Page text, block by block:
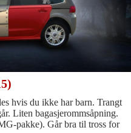
hvis du ikke har barn. Trangt
Liten bagasjerommsåpning.
pakke). Går bra til tross for